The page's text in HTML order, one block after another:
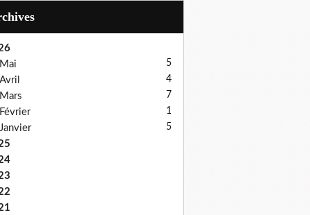
Mai
5
Avril 4
Mars 7
Février 1
Janvier 5